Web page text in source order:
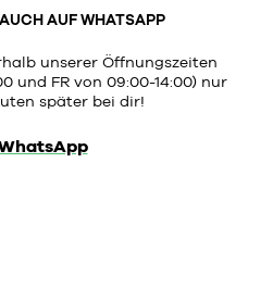
AUF WHATSAPP
unserer Öffnungszeiten
und FR von 09:00-14:00) nur
später bei dir!